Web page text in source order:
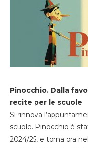
Pinocchio. Dalla
recite per le scuole
Si rinnova
scuole. Pinocchio è
2024/25, e torna ora